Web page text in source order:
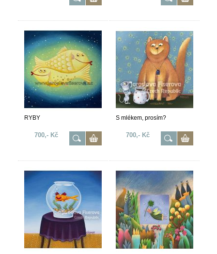
RYBY
700,- Kč
S mlékem, prosím?
700,- Kč